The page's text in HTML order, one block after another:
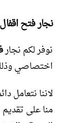
نجار فتح
نوفر لكم نجار
اختصاصي
لاننا نتعامل
منا على